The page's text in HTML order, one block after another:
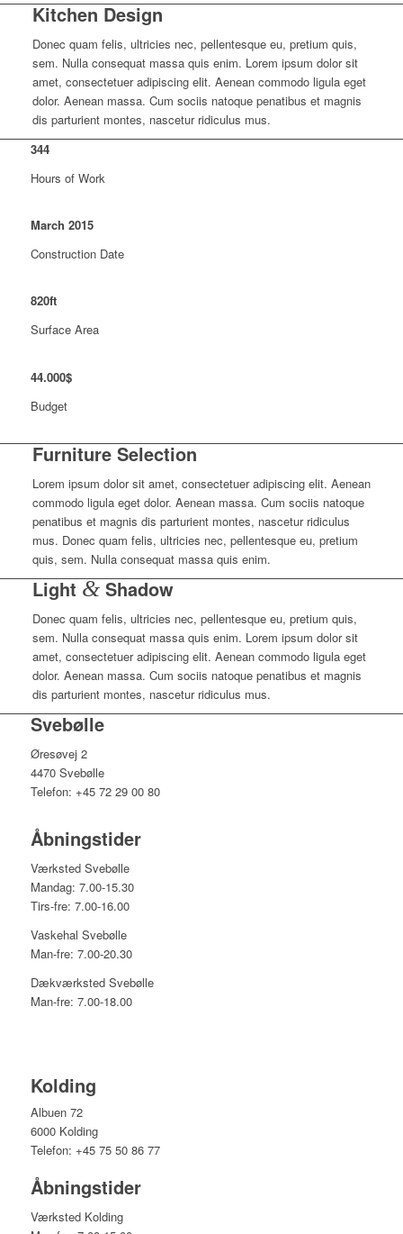
Kitchen Design
Donec quam felis, ultricies nec, pellentesque eu, pretium quis,
sem. Nulla consequat massa quis enim. Lorem ipsum dolor sit
amet, consectetuer adipiscing elit. Aenean commodo ligula eget
dolor. Aenean massa. Cum sociis natoque penatibus et magnis
dis parturient montes, nascetur ridiculus mus.
344
Hours of Work
March 2015
Construction Date
820ft
Surface Area
44.000$
Budget
Furniture Selection
Lorem ipsum dolor sit amet, consectetuer adipiscing elit. Aenean
commodo ligula eget dolor. Aenean massa. Cum sociis natoque
penatibus et magnis dis parturient montes, nascetur ridiculus
mus. Donec quam felis, ultricies nec, pellentesque eu, pretium
quis, sem. Nulla consequat massa quis enim.
Light &Shadow
Donec quam felis, ultricies nec, pellentesque eu, pretium quis,
sem. Nulla consequat massa quis enim. Lorem ipsum dolor sit
amet, consectetuer adipiscing elit. Aenean commodo ligula eget
dolor. Aenean massa. Cum sociis natoque penatibus et magnis
dis parturient montes, nascetur ridiculus mus.
Svebølle
Øresøvej 2
4470 Svebølle
Telefon: +45 72 29 00 80
Åbningstider
Værksted Svebølle
Mandag: 7.00-15.30
Tirs-fre: 7.00-16.00
Vaskehal Svebølle
Man-fre: 7.00-20.30
Dækværksted Svebølle
Man-fre: 7.00-18.00
Kolding
Albuen 72
6000 Kolding
Telefon: +45 75 50 86 77
Åbningstider
Værksted Kolding